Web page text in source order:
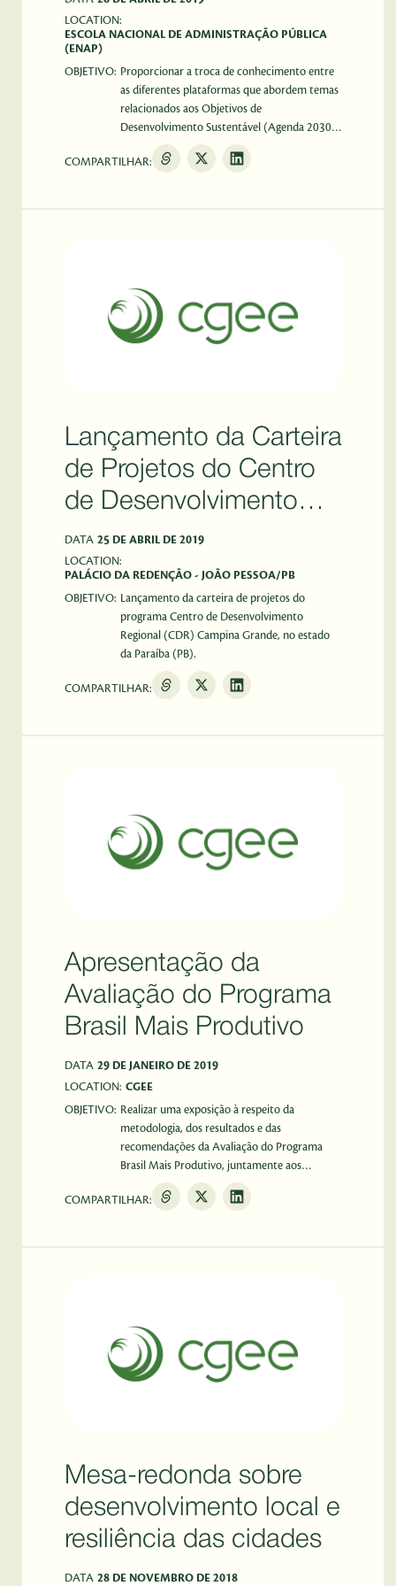
LOCATION:
ESCOLA NACIONAL DE ADMINISTRAÇÃO PÚBLICA
(ENAP)
OBJETIVO: Proporcionar a troca de conhecimento entre
as diferentes plataformas que abordem temas
relacionados aos Objetivos de
Desenvolvimento Sustentável (Agenda 2030)
e da Nova Agenda Urbana (NAU). No evento,
o CGEE apresentará o Observatório de
COMPARTILHAR:
Lançamento da Carteira
de Projetos do Centro
de Desenvolvimento
Regional da Paraíba
DATA 25 DE ABRIL DE 2019
LOCATION:
PALÁCIO DA REDENÇÃO - JOÃO PESSOA/PB
OBJETIVO: Lançamento da carteira de projetos do
programa Centro de Desenvolvimento
Regional (CDR) Campina Grande, no estado
da Paraíba (PB).
COMPARTILHAR:
Apresentação da
Avaliação do Programa
Brasil Mais Produtivo
DATA 29 DE JANEIRO DE 2019
LOCATION: CGEE
OBJETIVO: Realizar uma exposição à respeito da
metodologia, dos resultados e das
recomendações da Avaliação do Programa
Brasil Mais Produtivo, juntamente aos
coordenadores técnicos desse trabalho.
COMPARTILHAR:
Mesa-redonda sobre
desenvolvimento local e
resiliência das cidades
DATA 28 DE NOVEMBRO DE 2018